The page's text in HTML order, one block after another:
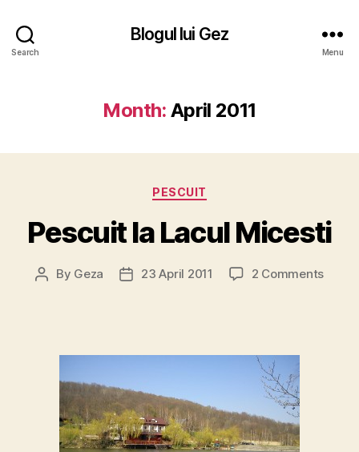
Search
Blogul lui Gez
Menu
Month: April 2011
Categories
PESCUIT
Pescuit la Lacul Micesti
Post
By Geza
Post23 April 2011 2 Commentson